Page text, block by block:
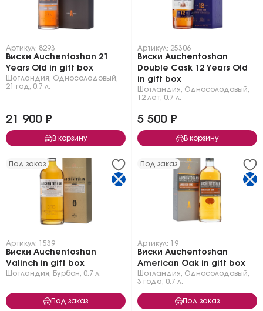
Артикул: 8293
Виски Auchentoshan 21
Years Old in gift box
Шотландия Односолодовый
21 год
0.7 л.
21 900 ₽
В корзину
Артикул: 25306
Виски Auchentoshan
Double Cask 12 Years Old
in gift box
Шотландия Односолодовый
12 лет
0.7 л.
5 500 ₽
В корзину
Под заказ
Артикул: 1539
Виски Auchentoshan
Valinch in gift box
Шотландия Бурбон 0.7 л.
Под заказ
Под заказ
Артикул: 19
Виски Auchentoshan
American Oak in gift box
Шотландия Односолодовый
3 года
0.7 л.
Под заказ